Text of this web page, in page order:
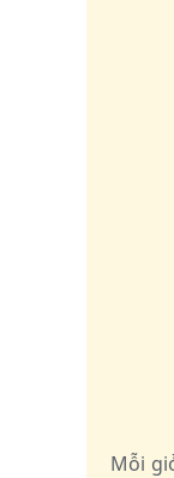
Mỗi